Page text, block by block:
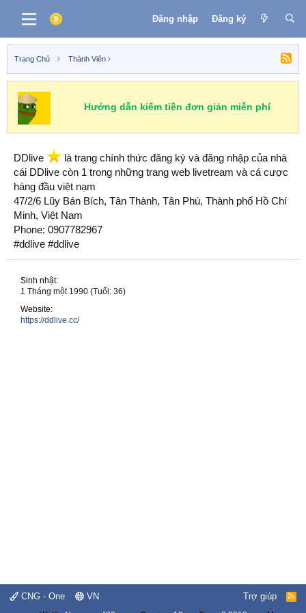
Đăng nhập Đăng ký
Trang Chủ Thành Viên
Hướng dẫn kiếm tiền đơn giản miễn phí
DDlive
️ là trang chính thức đăng ký và đăng nhập của nhà
cái DDlive còn 1 trong những trang web livetream và cá cược
hàng đầu việt nạm
47/2/6 Lũy Bán Bích, Tân Thành, Tân Phú, Thành phố Hồ Chí
Minh, Việt Nam
Phone: 0907782967
#ddlive #ddlive
Sinh nhật
1 Tháng một 1990 (Tuổi: 36)
Website
https://ddlive.cc/
CNG - One VN Trợ giúp
R